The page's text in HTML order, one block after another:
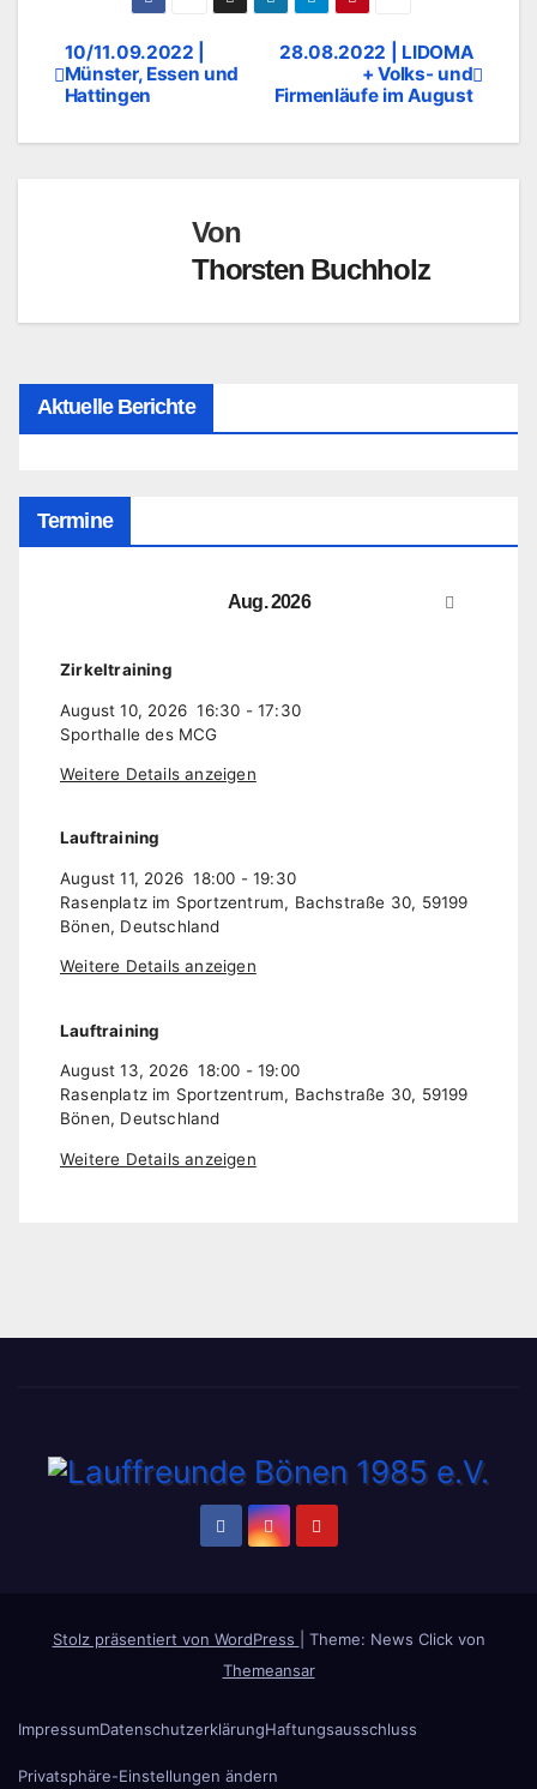
Beitragsnavigation28.08.2022 | LIDOMA
+ Volks- und
Firmenläufe im August
10/11.09.2022 |
Münster, Essen und
Hattingen
Von
Thorsten Buchholz
Aktuelle Berichte
Termine
Aug. 2026
Zirkeltraining
August 10, 2026 16:30 -17:30
Sporthalle des MCG
Weitere Details anzeigen
Lauftraining
August 11, 2026 18:00 -19:30
Rasenplatz im Sportzentrum, Bachstraße 30, 59199
Bönen, Deutschland
Weitere Details anzeigen
Lauftraining
August 13, 2026 18:00 -19:00
Rasenplatz im Sportzentrum, Bachstraße 30, 59199
Bönen, Deutschland
Weitere Details anzeigen
Stolz präsentiert von WordPress
Theme: News Click von
Themeansar
ImpressumDatenschutzerklärungHaftungsausschluss
Privatsphäre-Einstellungen ändern